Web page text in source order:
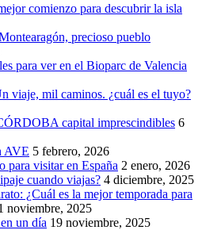
comienzo para descubrir la isla
precioso pueblo
para ver en el Bioparc de Valencia
viaje, mil caminos. ¿cuál es el tuyo?
capital imprescindibles 6
AVE 5 febrero, 2026
para visitar en España 2 enero, 2026
cuando viajas? 4 diciembre, 2025
¿Cuál es la mejor temporada para
noviembre, 2025
un día 19 noviembre, 2025